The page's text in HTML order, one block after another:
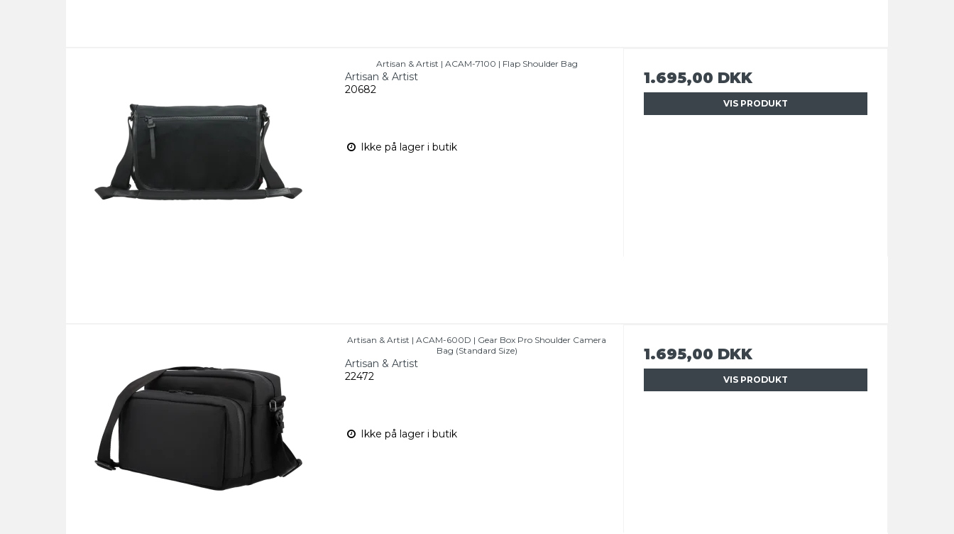
Artisan & Artist | ACAM-7100 | Flap Shoulder Bag
Artisan & Artist
20682
Ikke på lager i butik
1.695,00 DKK
VIS PRODUKT
Artisan & Artist | ACAM-600D | Gear Box Pro Shoulder Camera
Bag (Standard Size)
Artisan & Artist
22472
Ikke på lager i butik
1.695,00 DKK
VIS PRODUKT